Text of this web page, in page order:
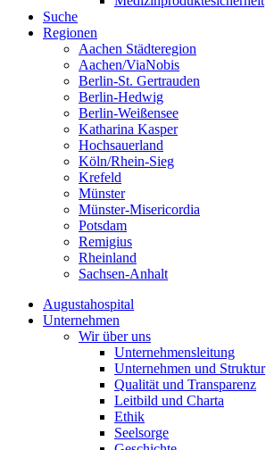
Suche
Regionen
Aachen Städteregion
Aachen/ViaNobis
Berlin-St. Gertrauden
Berlin-Hedwig
Berlin-Weißensee
Katharina Kasper
Hochsauerland
Köln/Rhein-Sieg
Krefeld
Münster
Münster-Misericordia
Potsdam
Remigius
Rheinland
Sachsen-Anhalt
Augustahospital
Unternehmen
Wir über uns
Unternehmensleitung
Unternehmen und Struktur
Qualität und Transparenz
Leitbild und Charta
Ethik
Seelsorge